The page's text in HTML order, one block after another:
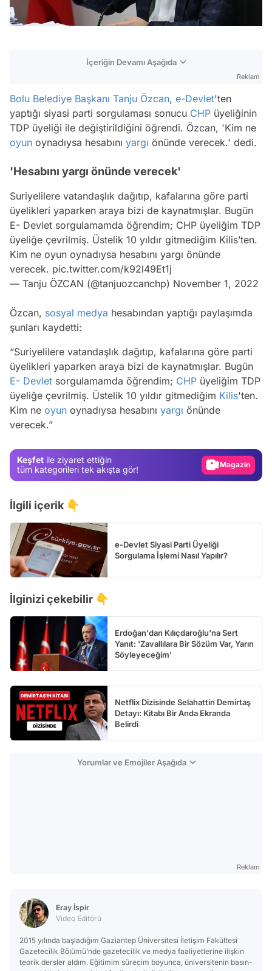
İçeriğin Devamı Aşağıda
Reklam
Bolu Belediye Başkanı Tanju Özcan, e-Devlet'ten
yaptığı siyasi parti sorgulaması sonucu CHP üyeliğinin
TDP üyeliği ile değiştirildiğini öğrendi. Özcan, 'Kim ne
oyun oynadıysa hesabını yargı önünde verecek.' dedi.
'Hesabını yargı önünde verecek'
Suriyelilere vatandaşlık dağıtıp, kafalarına göre parti
üyelikleri yaparken araya bizi de kaynatmışlar. Bugün
E- Devlet sorgulamamda öğrendim; CHP üyeliğim TDP
üyeliğe çevrilmiş. Üstelik 10 yıldır gitmediğim Kilis’ten.
Kim ne oyun oynadıysa hesabını yargı önünde
verecek. pic.twitter.com/k92l49Et1j
— Tanju ÖZCAN (@tanjuozcanchp) November 1, 2022
Özcan, sosyal medya hesabından yaptığı paylaşımda
şunları kaydetti:
“Suriyelilere vatandaşlık dağıtıp, kafalarına göre parti
üyelikleri yaparken araya bizi de kaynatmışlar. Bugün
E- Devlet sorgulamamda öğrendim; CHP üyeliğim TDP
üyeliğe çevrilmiş. Üstelik 10 yıldır gitmediğim Kilis'ten.
Kim ne oyun oynadıysa hesabını yargı önünde
verecek.”
Keşfet ile ziyaret ettiğin
tüm kategorileri tek akışta gör!
Magazin
İlgili içerik 👇
e-Devlet Siyasi Parti Üyeliği
Sorgulama İşlemi Nasıl Yapılır?
İlginizi çekebilir 👇
Erdoğan'dan Kılıçdaroğlu'na Sert
Yanıt: 'Zavallılara Bir Sözüm Var, Yarın
Söyleyeceğim'
Netflix Dizisinde Selahattin Demirtaş
Detayı: Kitabı Bir Anda Ekranda
Belirdi
Yorumlar ve Emojiler Aşağıda
Reklam
Eray İspir
Video Editörü
2015 yılında başladığım Gaziantep Üniversitesi İletişim Fakültesi
Gazetecilik Bölümü’nde gazetecilik ve medya faaliyetlerine ilişkin
teorik dersler aldım. Eğitimim sürecim boyunca, üniversitenin basın-